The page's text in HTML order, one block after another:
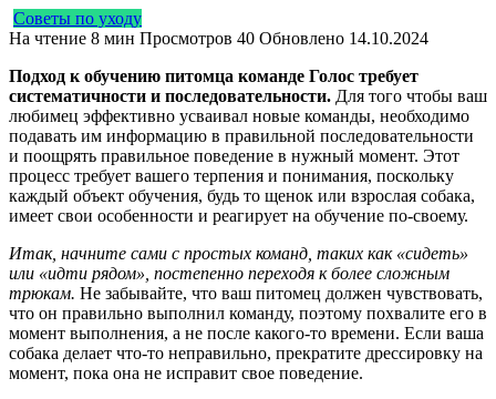
Советы по уходу
На чтение 8 мин Просмотров 40 Обновлено 14.10.2024
Подход к обучению питомца команде Голос требует
систематичности и последовательности. Для того чтобы ваш
любимец эффективно усваивал новые команды, необходимо
подавать им информацию в правильной последовательности
и поощрять правильное поведение в нужный момент. Этот
процесс требует вашего терпения и понимания, поскольку
каждый объект обучения, будь то щенок или взрослая собака,
имеет свои особенности и реагирует на обучение по-своему.
Итак, начните сами с простых команд, таких как «сидеть»
или «идти рядом», постепенно переходя к более сложным
трюкам. Не забывайте, что ваш питомец должен чувствовать,
что он правильно выполнил команду, поэтому похвалите его в
момент выполнения, а не после какого-то времени. Если ваша
собака делает что-то неправильно, прекратите дрессировку на
момент, пока она не исправит свое поведение.